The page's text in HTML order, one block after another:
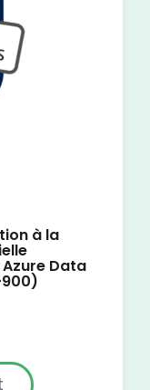
à la
Data